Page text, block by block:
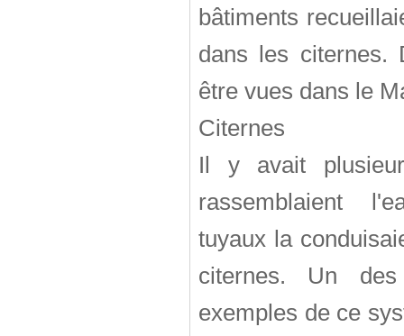
bâtiments
dans les citernes.
être vues dans le
Citernes
Il y avait
rassemblaient
tuyaux la
citernes. Un des
exemples de ce